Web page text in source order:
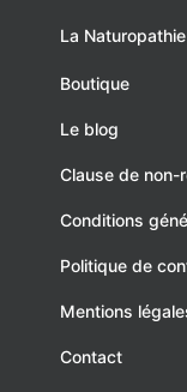
La Naturopathie
Boutique
Le blog
Clause de non-
Conditions
Politique de
Mentions
Contact